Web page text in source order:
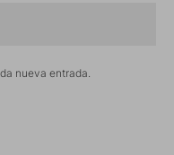
nueva entrada.